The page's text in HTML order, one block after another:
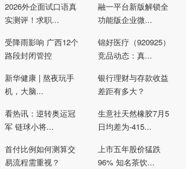
2026外企面试口语真
实测评！求职...
融一平台新版解锁全
功能版企业微...
受降雨影响 广西12个
路段封闭管控
锦好医疗（920925）
竞品动态：真...
新华健康 | 熬夜玩手
机，大脑...
银行理财与存款收益
差距有多大？
看热讯：逆转奥运冠
军 链球小将...
生意社天然橡胶7月5
日均差为-415...
首付比例如何测算交
易流程需重视？
上市五年股价猛跌
96% 知名茶饮...